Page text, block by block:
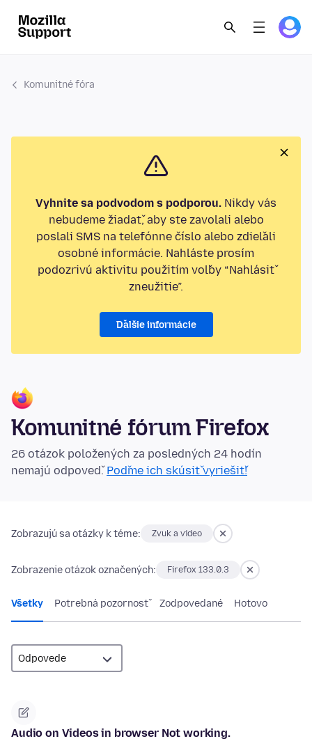
Komunitné fóra
Vyhnite sa podvodom s podporou. Nikdy vás
nebudeme žiadať, aby ste zavolali alebo
poslali SMS na telefónne číslo alebo zdieľali
osobné informácie. Nahláste prosím
podozrivú aktivitu použitím voľby “Nahlásiť
zneužitie”.
Ďalšie informácie
Komunitné fórum Firefox
26 otázok položených za posledných 24 hodín
nemajú odpoveď.Poďme ich skúsiť vyriešiť!
Zobrazujú sa otázky k téme: Zvuk a video
Zobrazenie otázok označených: Firefox 133.0.3
Všetky Potrebná pozornosť Zodpovedané Hotovo
Audio on Videos in browser Not working.